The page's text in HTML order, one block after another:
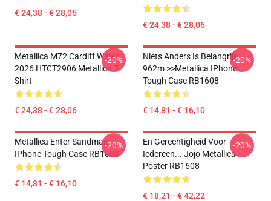
€ 24,38 - € 28,06
€ 24,38 - € 28,06
Metallica M72 Cardiff Wales
2026 HTCT2906 Metallica T-
Shirt
€ 24,38 - € 28,06
-20%
Niets Anders Is Belangrijk
962m >>metallica IPhone
Tough Case RB1608
€ 14,81 - € 16,10
-20%
Metallica Enter Sandman
IPhone Tough Case RB1608
€ 14,81 - € 16,10
-20%
En Gerechtigheid Voor
Iedereen... Jojo Metallica
Poster RB1608
€ 18,21 - € 42,22
-20%